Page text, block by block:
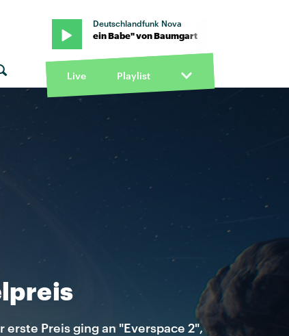
Deutschlandfunk Nova
· "Mein Babe" von Baumgart
Live Playlist
Preis ging an "Everspace 2",